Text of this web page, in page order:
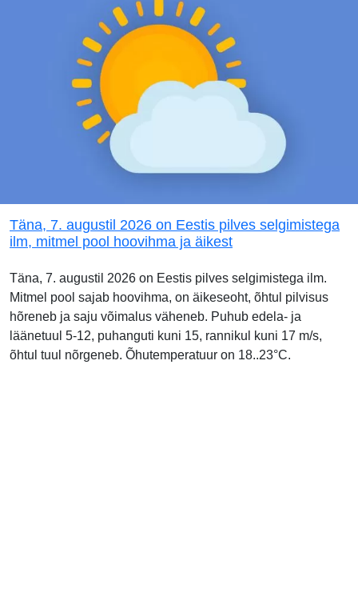
Täna, 7. augustil 2026 on Eestis pilves selgimistega
ilm, mitmel pool hoovihma ja äikest
Täna, 7. augustil 2026 on Eestis pilves selgimistega ilm.
Mitmel pool sajab hoovihma, on äikeseoht, õhtul pilvisus
hõreneb ja saju võimalus väheneb. Puhub edela- ja
läänetuul 5-12, puhanguti kuni 15, rannikul kuni 17 m/s,
õhtul tuul nõrgeneb. Õhutemperatuur on 18..23°C.